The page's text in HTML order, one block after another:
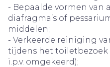
- Bepaalde vormen van
diafragma’s of
middelen;
- Verkeerde reiniging
tijdens het toiletbezoek
i.p.v. omgekeerd);